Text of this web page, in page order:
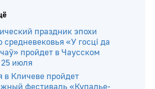
праздник эпохи
средневековья «У госці да
пройдет в Чаусском
июля
в Кличеве пройдет
фестиваль «Купалье-